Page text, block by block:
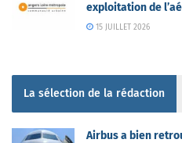
exploitation de
15 JUILLET 2026
La sélection de la rédaction
Airbus a bien